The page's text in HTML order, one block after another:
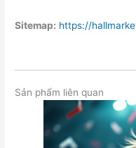
Sitemap: https://
Sản phẩm liên quan